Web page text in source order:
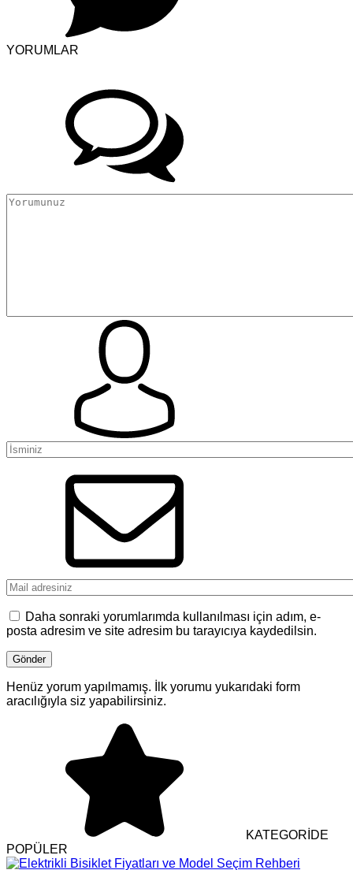
YORUMLAR
Daha sonraki yorumlarımda kullanılması için adım, e-
posta adresim ve site adresim bu tarayıcıya kaydedilsin.
Henüz yorum yapılmamış. İlk yorumu yukarıdaki form
aracılığıyla siz yapabilirsiniz.
KATEGORİDE
POPÜLER